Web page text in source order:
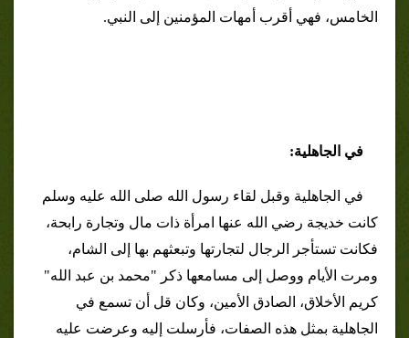
الخامس، فهي أقرب أمهات المؤمنين إلى النبي.
في الجاهلية:
في الجاهلية وقبل لقاء رسول الله صلى الله عليه وسلم
كانت خديجة رضي الله عنها امرأة ذات مال وتجارة رابحة،
فكانت تستأجر الرجال لتجارتها وتبعثهم بها إلى الشام،
ومرت الأيام ووصل إلى مسامعها ذكر "محمد بن عبد الله"
كريم الأخلاق، الصادق الأمين، وكان قل أن تسمع في
الجاهلية بمثل هذه الصفات، فأرسلت إليه وعرضت عليه